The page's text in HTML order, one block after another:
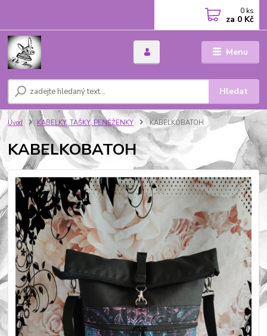
Menu
Hledat
0 ks
za 0 Kč
Úvod KABELKY, TAŠKY, PENĚŽENKY KABELKOBATOH
KABELKOBATOH